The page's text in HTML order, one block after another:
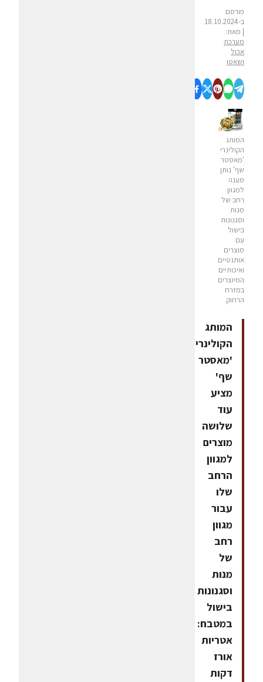
פורסם
ב-18.10.2024
| מאת:
מערכת
אכול
ושאטו
המותג
הקולינרי
'מאסטר
שף' נותן
מענה
למגוון
רחב של
מנות
וסגנונות
בישול
עם
מוצרים
אותנטיים
ואיכותיים
המיוצרים
במזרח
הרחוק
המותג
הקולינרי
'מאסטר
שף'
מציע
עוד
שלושה
מוצרים
למגוון
הרחב
שלו
עבור
מגוון
רחב
של
מנות
וסגנונות
בישול
במטבח:
אטריות
אורז
דקות